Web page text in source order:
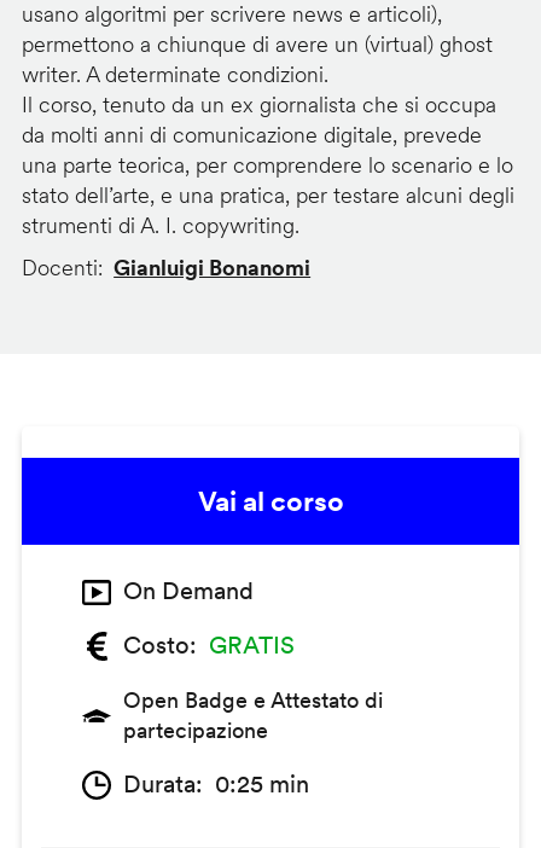
usano algoritmi per scrivere news e articoli),
permettono a chiunque di avere un (virtual) ghost
writer. A determinate condizioni.
Il corso, tenuto da un ex giornalista che si occupa
da molti anni di comunicazione digitale, prevede
una parte teorica, per comprendere lo scenario e lo
stato dell’arte, e una pratica, per testare alcuni degli
strumenti di A. I. copywriting.
Docenti
Gianluigi Bonanomi
Vai al corso
On Demand
Costo
GRATIS
Open Badge e Attestato di
partecipazione
Durata 0:25 min